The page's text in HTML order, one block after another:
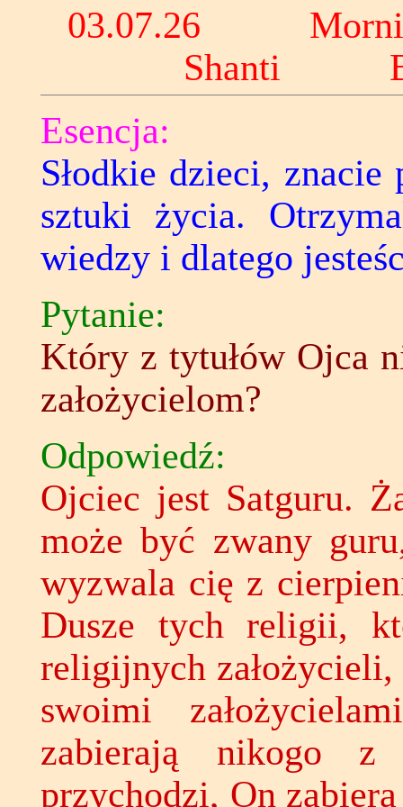
03.07.26
Shanti
Esencja:
Słodkie dzieci,
sztuki życia.
wiedzy i dlatego
Pytanie:
Który z tytułów Ojca
założycielom?
Odpowiedź:
Ojciec jest Satguru.
może być zwany
wyzwala cię z
Dusze tych religii,
religijnych
swoimi
zabierają nikogo z
przychodzi, On